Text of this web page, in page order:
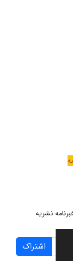
نشریه
اشتراک